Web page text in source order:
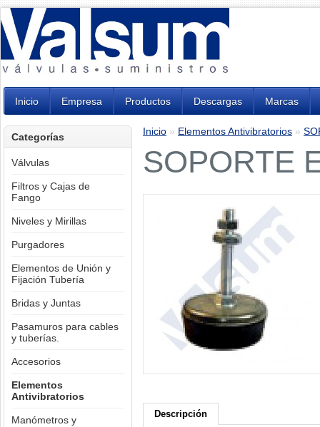
Inicio Empresa Productos Descargas Marcas
Categorías
Válvulas
Filtros y Cajas de
Fango
Niveles y Mirillas
Purgadores
Elementos de Unión y
Fijación Tubería
Bridas y Juntas
Pasamuros para cables
y tuberías.
Accesorios
Elementos
Antivibratorios
Manómetros y
Inicio » Elementos Antivibratorios »
SOPORTE
Descripción